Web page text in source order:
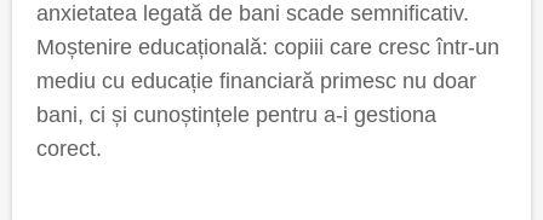
anxietatea legată de bani scade semnificativ.
Moștenire educațională: copiii care cresc într-un
mediu cu educație financiară primesc nu doar
bani, ci și cunoștințele pentru a-i gestiona
corect.